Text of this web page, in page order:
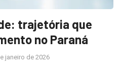
trajetória que
no Paraná
janeiro de 2026